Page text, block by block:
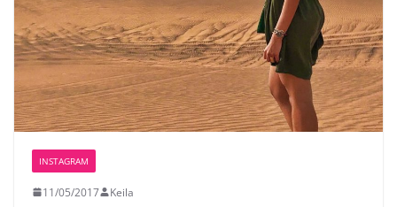
INSTAGRAM
11/05/2017 Keila